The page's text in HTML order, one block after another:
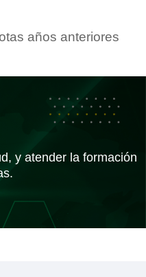
años anteriores
y atender la formación